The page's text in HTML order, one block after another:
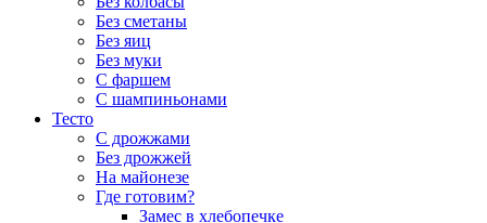
Без сметаны
Без яиц
Без муки
С фаршем
С шампиньонами
Тесто
С дрожжами
Без дрожжей
На майонезе
Где готовим?
Замес в хлебопечке